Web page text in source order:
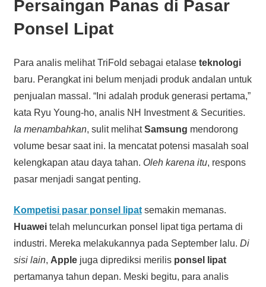
Persaingan Panas di Pasar
Ponsel Lipat
Para analis melihat TriFold sebagai etalase teknologi
baru. Perangkat ini belum menjadi produk andalan untuk
penjualan massal. “Ini adalah produk generasi pertama,”
kata Ryu Young-ho, analis NH Investment & Securities.
Ia menambahkan, sulit melihatSamsung mendorong
volume besar saat ini. Ia mencatat potensi masalah soal
kelengkapan atau daya tahan. Oleh karena itu, respons
pasar menjadi sangat penting.
Kompetisi pasar ponsel lipatsemakin memanas.
Huaweitelah meluncurkan ponsel lipat tiga pertama di
industri. Mereka melakukannya pada September lalu. Di
sisi lain, Applejuga diprediksi merilis ponsel lipat
pertamanya tahun depan. Meski begitu, para analis